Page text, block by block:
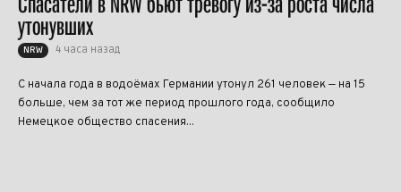
утонувших
NRW 4 часа назад
С начала года в водоёмах Германии утонул 261 человек — на 15
больше, чем за тот же период прошлого года, сообщило
Немецкое общество спасения...